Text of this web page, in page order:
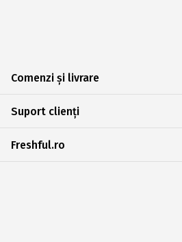
Comenzi și livrare
Suport clienți
Freshful.ro